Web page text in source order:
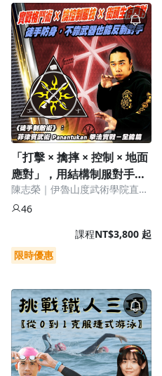
「打擊 × 擒摔 × 控制 × 地面
應對」，用結構制服對手，
從站立到地面全面制敵
陳志榮｜伊魯山度武術學院直屬
教官（李小龍嫡系傳承）
46
課程NT$3,800 起
限時優惠